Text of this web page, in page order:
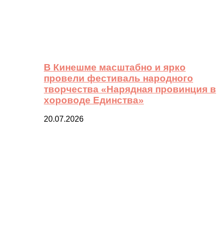
В Кинешме масштабно и ярко
провели фестиваль народного
творчества «Нарядная провинция в
хороводе Единства»
20.07.2026